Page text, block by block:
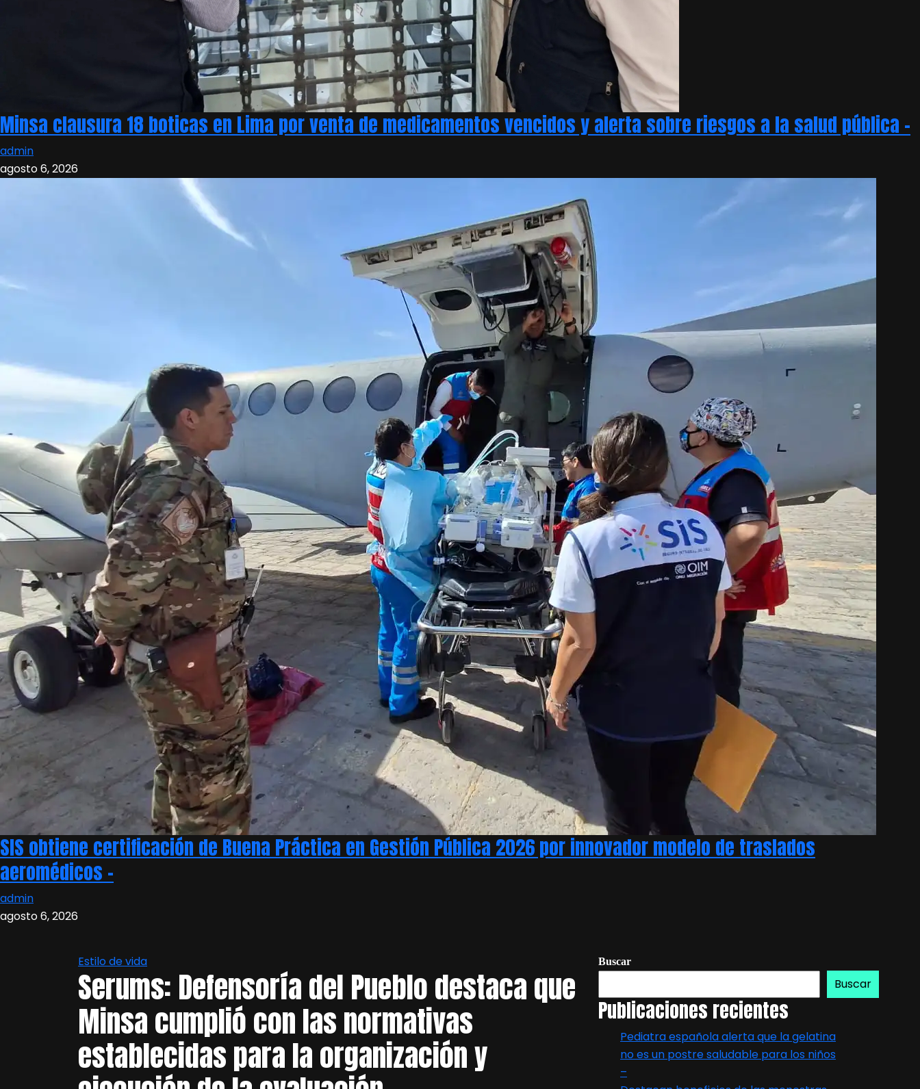
Minsa clausura 18 boticas en Lima por venta de medicamentos vencidos y alerta sobre riesgos a la salud pública –
admin
agosto 6, 2026
SIS obtiene certificación de Buena Práctica en Gestión Pública 2026 por innovador modelo de traslados
aeromédicos –
admin
agosto 6, 2026
Estilo de vida
Serums: Defensoría del Pueblo destaca que
Minsa cumplió con las normativas
establecidas para la organización y
Buscar
Buscar
Publicaciones recientes
Pediatra española alerta que la gelatina
no es un postre saludable para los niños
–